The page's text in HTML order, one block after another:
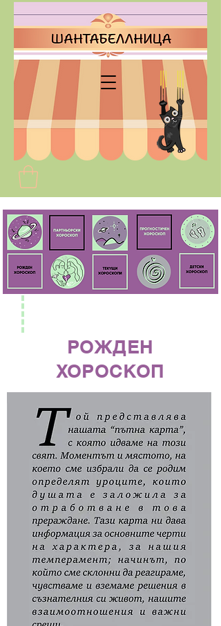
РОЖДЕН
ХОРОСКОП